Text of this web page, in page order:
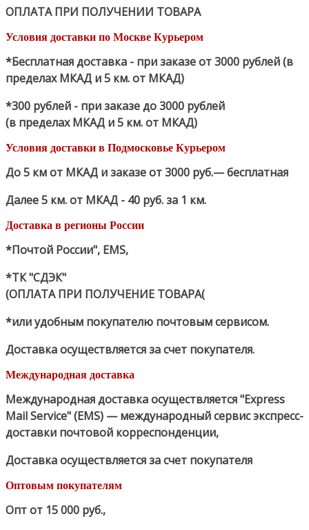
ОПЛАТА ПРИ ПОЛУЧЕНИИ ТОВАРА
Условия доставки по Москве Курьером
*Бесплатная доставка - при заказе от 3000 рублей (в
пределах МКАД и 5 км. от МКАД)
*300 рублей - при заказе до 3000 рублей
(в пределах МКАД и 5 км. от МКАД)
Условия доставки в Подмосковье Курьером
До 5 км от МКАД и заказе от 3000 руб.— бесплатная
Далее 5 км. от МКАД - 40 руб. за 1 км.
Доставка в регионы России
*Почтой России", EMS,
*ТК "СДЭК"
(ОПЛАТА ПРИ ПОЛУЧЕНИЕ ТОВАРА(
*или удобным покупателю почтовым сервисом.
Доставка осуществляется за счет покупателя.
Международная доставка
Международная доставка осуществляется "Express
Mail Service" (EMS) — международный сервис экспресс-
доставки почтовой корреспонденции,
Доставка осуществляется за счет покупателя
Оптовым покупателям
Опт от 15 000 руб.,